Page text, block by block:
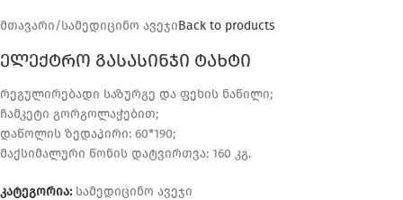
მთავარი/სამედიცინო ავეჯიBack to products
ელექტრო გასასინჯი ტახტი
რეგულირებადი საზურგე და ფეხის ნაწილი;
ჩამკეტი გორგოლაჭებით;
დაწოლის ზედაპირი: 60*190;
მაქსიმალური წონის დატვირთვა: 160 კგ.
კატეგორია: სამედიცინო ავეჯი